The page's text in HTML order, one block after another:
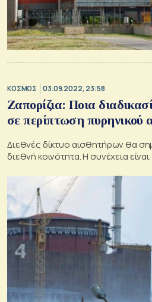
ΚΟΣΜΟΣ 03.09.2022, 23:58
Ζαπορίζια: Ποια
σε περίπτωση πυρηνικού
Διεθνές δίκτυο αισθητήρων θα
διεθνή κοινότητα. Η συνέχεια